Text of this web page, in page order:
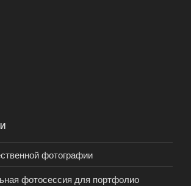
фотографии
фотосессия для портфолио